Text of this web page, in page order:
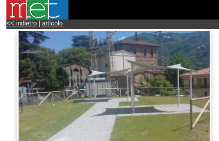
<< indietro articolo